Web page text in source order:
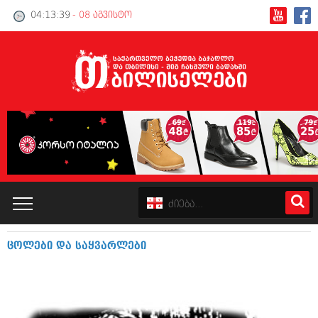
04:13:40 - 08 აგვისტო
კატალოგი
ინტერვიუები
ცოლები და საყვარლები